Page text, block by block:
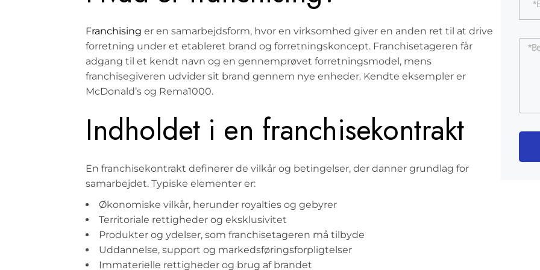
Franchising er en samarbejdsform, hvor en virksomhed giver en anden ret til at drive
forretning under et etableret brand og forretningskoncept. Franchisetageren får
adgang til et kendt navn og en gennemprøvet forretningsmodel, mens
franchisegiveren udvider sit brand gennem nye enheder. Kendte eksempler er
McDonald’s og Rema1000.
Indholdet i en franchisekontrakt
En franchisekontrakt definerer de vilkår og betingelser, der danner grundlag for
samarbejdet. Typiske elementer er:
Økonomiske vilkår, herunder royalties og gebyrer
Territoriale rettigheder og eksklusivitet
Produkter og ydelser, som franchisetageren må tilbyde
Uddannelse, support og markedsføringsforpligtelser
Immaterielle rettigheder og brug af brandet